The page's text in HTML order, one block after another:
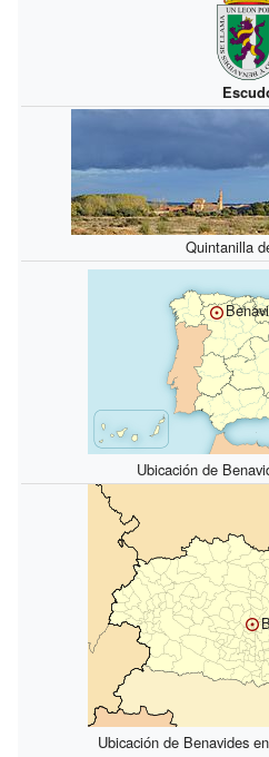
Quintanilla
Ubicación de
Ubicación de Benavides